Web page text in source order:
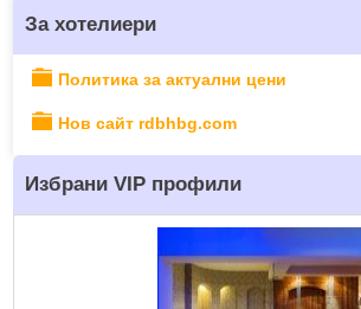
За хотелиери
Политика за актуални цени
Нов сайт rdbhbg.com
Избрани VIP профили